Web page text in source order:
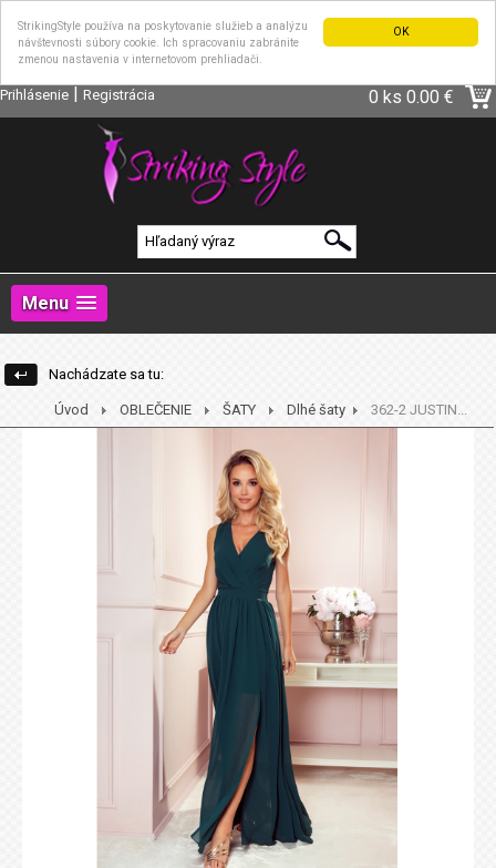
OK
StrikingStyle používa na poskytovanie služieb a analýzu
návštevnosti súbory cookie. Ich spracovaniu zabránite
zmenou nastavenia v internetovom prehliadači.
Prihlásenie | Registrácia 0 ks 0.00 €
Menu
Nachádzate sa tu:
Úvod OBLEČENIE ŠATY Dlhé šaty 362-2 JUSTIN...